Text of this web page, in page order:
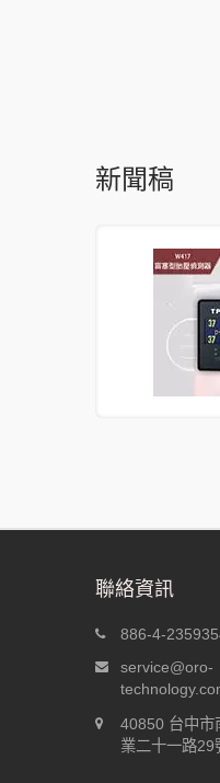
新聞稿
聯絡資訊
886-4-
service@oro-
40850 台中市
業二十一路29